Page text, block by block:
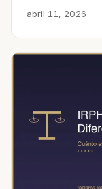
abril 11, 2026